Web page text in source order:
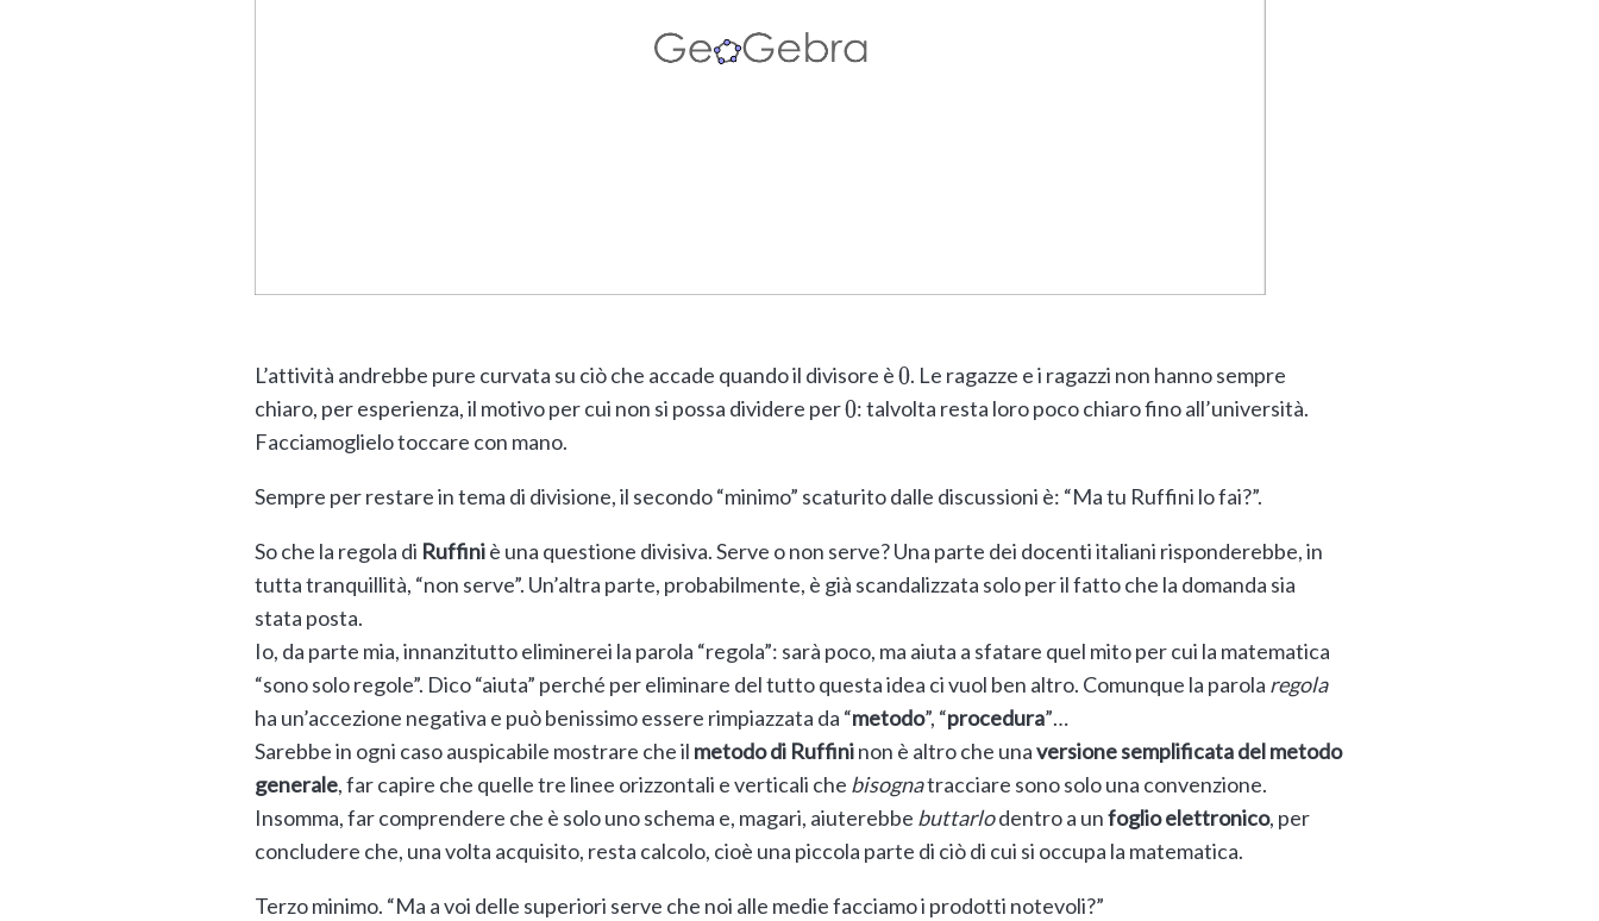
L’attività andrebbe pure curvata su ciò che accade quando il divisore è0. Le ragazze e i ragazzi non hanno sempre
chiaro, per esperienza, il motivo per cui non si possa dividere per0: talvolta resta loro poco chiaro fino all’università.
Facciamoglielo toccare con mano.
Sempre per restare in tema di divisione, il secondo “minimo” scaturito dalle discussioni è: “Ma tu Ruffini lo fai?”.
So che la regola di Ruffiniè una questione divisiva. Serve o non serve? Una parte dei docenti italiani risponderebbe, in
tutta tranquillità, “non serve”. Un’altra parte, probabilmente, è già scandalizzata solo per il fatto che la domanda sia
stata posta.
Io, da parte mia, innanzitutto eliminerei la parola “regola”: sarà poco, ma aiuta a sfatare quel mito per cui la matematica
“sono solo regole”. Dico “aiuta” perché per eliminare del tutto questa idea ci vuol ben altro. Comunque la parola regola
ha un’accezione negativa e può benissimo essere rimpiazzata da “metodo”, “procedura”…
Sarebbe in ogni caso auspicabile mostrare che il metodo di Ruffininon è altro che unaversione semplificata del metodo
generale, far capire che quelle tre linee orizzontali e verticali che bisognatracciare sono solo una convenzione.
Insomma, far comprendere che è solo uno schema e, magari, aiuterebbe buttarlodentro a unfoglio elettronico, per
concludere che, una volta acquisito, resta calcolo, cioè una piccola parte di ciò di cui si occupa la matematica.
Terzo minimo. “Ma a voi delle superiori serve che noi alle medie facciamo i prodotti notevoli?”